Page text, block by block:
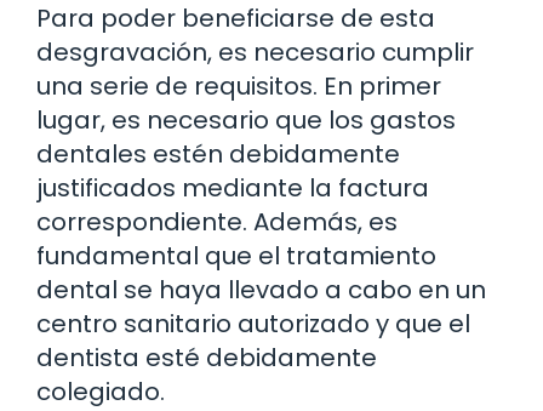
Para poder beneficiarse de esta
desgravación, es necesario cumplir
una serie de requisitos. En primer
lugar, es necesario que los gastos
dentales estén debidamente
justificados mediante la factura
correspondiente. Además, es
fundamental que el tratamiento
dental se haya llevado a cabo en un
centro sanitario autorizado y que el
dentista esté debidamente
colegiado.